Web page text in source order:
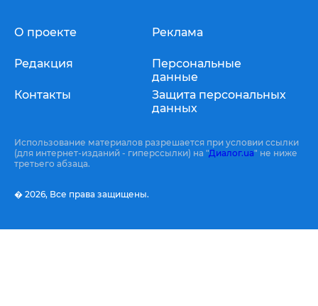
О проекте
Редакция
Контакты
Реклама
Персональные
данные
Защита персональных
данных
Использование материалов разрешается при условии ссылки
(для интернет-изданий - гиперссылки) на "Диалог.ua" не ниже
третьего абзаца.
� 2026, Все права защищены.